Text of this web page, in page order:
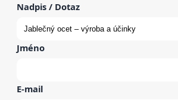
Nadpis / Dotaz
Jméno
E-mail